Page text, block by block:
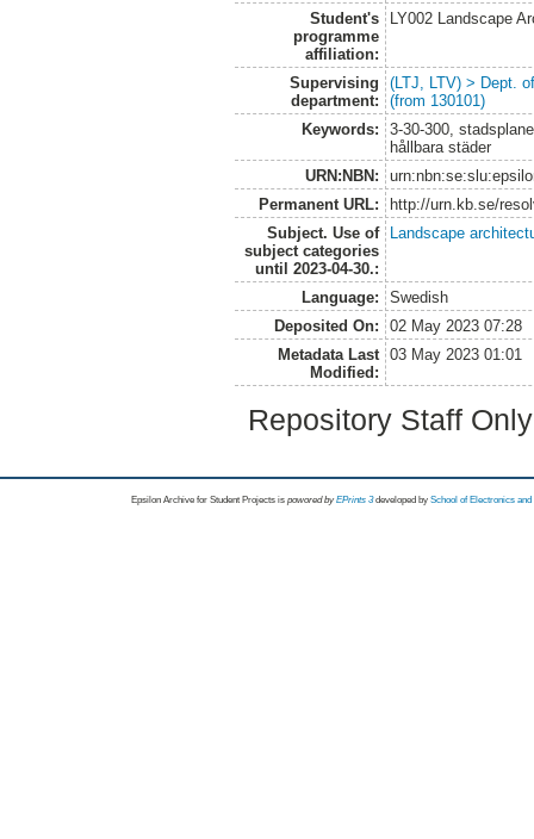
Student's
programme
affiliation:
LY002 Landscape
Supervising
department:
(LTJ, LTV) > Dept.
(from 130101)
Keywords:
3-30-300,
hållbara städer
URN:NBN:
Permanent URL:
http://urn.kb.se/
Subject. Use of
subject categories
until 2023-04-30.:
Landscape
Language:
Swedish
Deposited On:
02 May 2023 07:28
Metadata Last
Modified:
03 May 2023 01:01
Repository Staff
Epsilon Archive for Student Projects is powored byEPrints 3 developed by School of Electronics